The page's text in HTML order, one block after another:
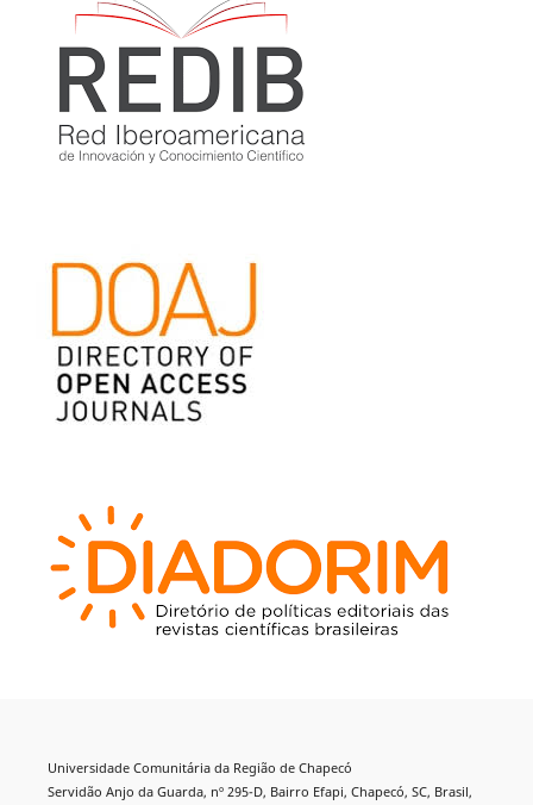
Universidade Comunitária da Região de Chapecó
Servidão Anjo da Guarda, nº 295-D, Bairro Efapi, Chapecó, SC, Brasil,